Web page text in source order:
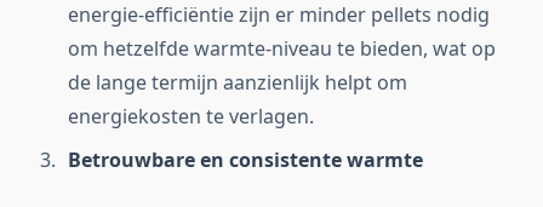
energie-efficiëntie zijn er minder pellets nodig
om hetzelfde warmte-niveau te bieden, wat op
de lange termijn aanzienlijk helpt om
energiekosten te verlagen.
Betrouwbare en consistente warmte